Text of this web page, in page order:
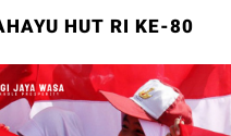
HUT RI KE-80